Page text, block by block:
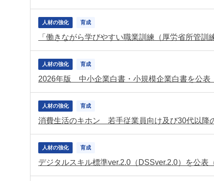
人材の強化 育成
「働きながら学びやすい職業訓練（厚労省所管
人材の強化 育成
2026年版 中小企業白書・小規模企業白書を公表
人材の強化 育成
消費生活のキホン 若手従業員向け及び30代以降
人材の強化 育成
デジタルスキル標準ver.2.0（DSSver.2.0）を公表